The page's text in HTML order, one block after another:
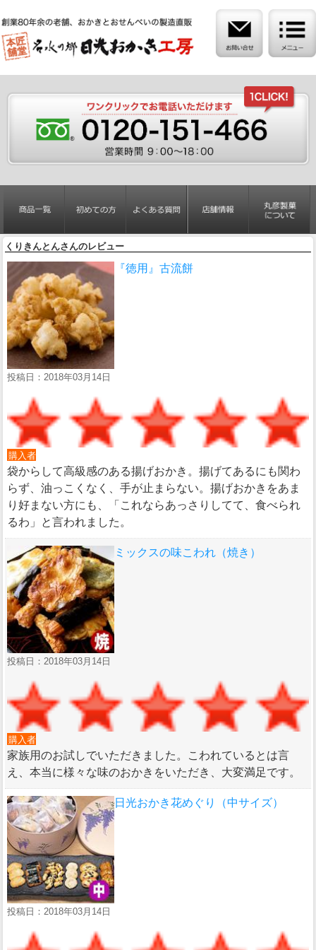
くりきんとんさんのレビュー
『徳用』古流餅
投稿日：2018年03月14日
購入者
袋からして高級感のある揚げおかき。揚げてあるにも関わ
らず、油っこくなく、手が止まらない。揚げおかきをあま
り好まない方にも、「これならあっさりしてて、食べられ
るわ」と言われました。
ミックスの味こわれ（焼き）
投稿日：2018年03月14日
購入者
家族用のお試しでいただきました。こわれているとは言
え、本当に様々な味のおかきをいただき、大変満足です。
日光おかき花めぐり（中サイズ）
投稿日：2018年03月14日